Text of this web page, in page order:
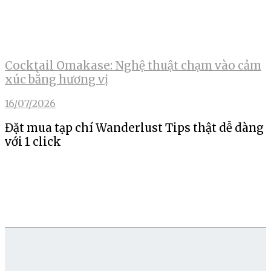
Cocktail Omakase: Nghệ thuật chạm vào cảm
xúc bằng hương vị
16/07/2026
Đặt mua tạp chí Wanderlust Tips thật dễ dàng
với 1 click